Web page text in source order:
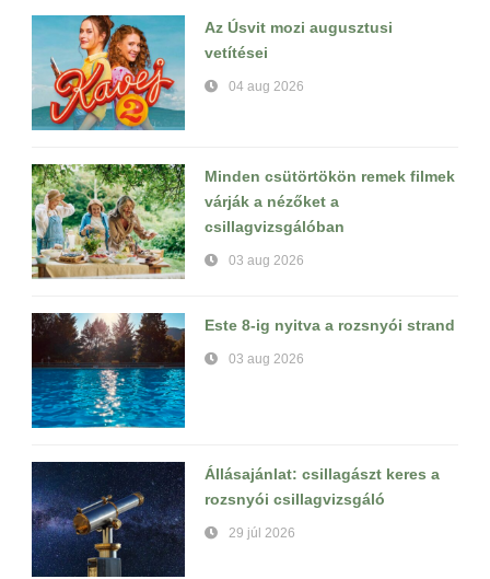
Az Úsvit mozi augusztusi
vetítései
04 aug 2026
Minden csütörtökön remek filmek
várják a nézőket a
csillagvizsgálóban
03 aug 2026
Este 8-ig nyitva a rozsnyói strand
03 aug 2026
Állásajánlat: csillagászt keres a
rozsnyói csillagvizsgáló
29 júl 2026